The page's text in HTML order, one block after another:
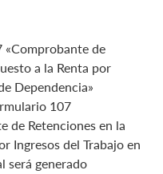
de
a la Renta por
Dependencia»
107
de Retenciones en la
Ingresos del Trabajo en
será generado